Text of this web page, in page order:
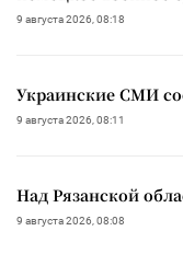
9 августа 2026, 08:18
9 августа 2026, 08:11
Над Рязанской
9 августа 2026, 08:08